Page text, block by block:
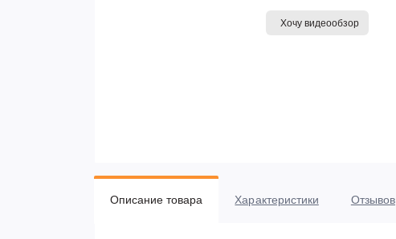
Хочу видеообзор
Описание товара Характеристики Отзывов